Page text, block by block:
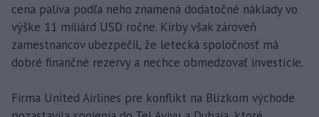
cena paliva podľa neho znamená dodatočné náklady vo
výške 11 miliárd USD ročne. Kirby však zároveň
zamestnancov ubezpečil, že letecká spoločnosť má
dobré finančné rezervy a nechce obmedzovať investície.
Firma United Airlines pre konflikt na Blízkom východe